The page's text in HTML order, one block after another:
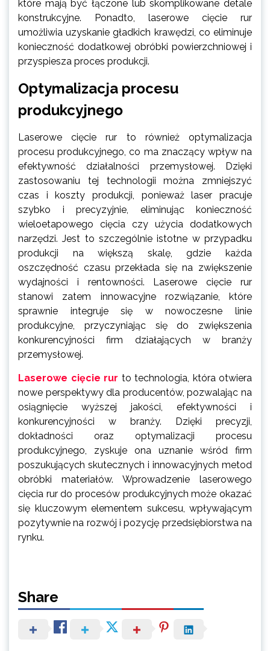
które mają być łączone lub skomplikowane detale
konstrukcyjne. Ponadto, laserowe cięcie rur
umożliwia uzyskanie gładkich krawędzi, co eliminuje
konieczność dodatkowej obróbki powierzchniowej i
przyspiesza proces produkcji.
Optymalizacja procesu
produkcyjnego
Laserowe cięcie rur to również optymalizacja
procesu produkcyjnego, co ma znaczący wpływ na
efektywność działalności przemysłowej. Dzięki
zastosowaniu tej technologii można zmniejszyć
czas i koszty produkcji, ponieważ laser pracuje
szybko i precyzyjnie, eliminując konieczność
wieloetapowego cięcia czy użycia dodatkowych
narzędzi. Jest to szczególnie istotne w przypadku
produkcji na większą skalę, gdzie każda
oszczędność czasu przekłada się na zwiększenie
wydajności i rentowności. Laserowe cięcie rur
stanowi zatem innowacyjne rozwiązanie, które
sprawnie integruje się w nowoczesne linie
produkcyjne, przyczyniając się do zwiększenia
konkurencyjności firm działających w branży
przemysłowej.
Laserowe cięcie rur to technologia, która otwiera
nowe perspektywy dla producentów, pozwalając na
osiągnięcie wyższej jakości, efektywności i
konkurencyjności w branży. Dzięki precyzji,
dokładności oraz optymalizacji procesu
produkcyjnego, zyskuje ona uznanie wśród firm
poszukujących skutecznych i innowacyjnych metod
obróbki materiałów. Wprowadzenie laserowego
cięcia rur do procesów produkcyjnych może okazać
się kluczowym elementem sukcesu, wpływającym
pozytywnie na rozwój i pozycję przedsiębiorstwa na
rynku.
Share